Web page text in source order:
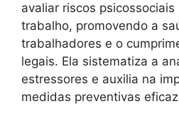
avaliar riscos
trabalho, promovendo a
trabalhadores e o
legais. Ela sistematiza a
estressores e auxilia na
medidas preventivas